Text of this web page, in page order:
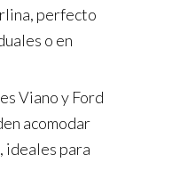
perfecto
o en
Viano y Ford
acomodar
ideales para